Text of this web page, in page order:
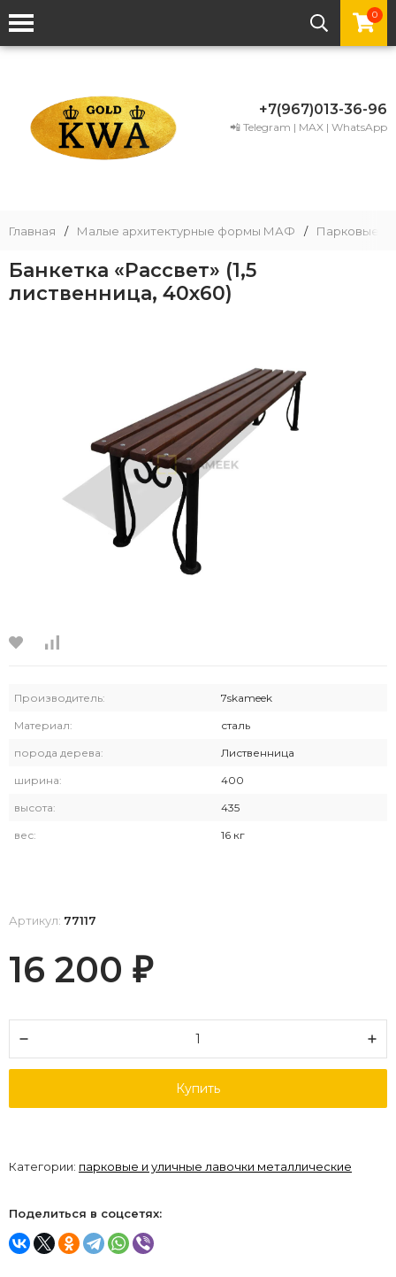
0
+7(967)013-36-96
📲 Telegram | MAX | WhatsApp
Главная / Малые архитектурные формы МАФ / Парковые и
Банкетка «Рассвет» (1,5
лиственница, 40х60)
Производитель: 7skameek
Материал: сталь
порода дерева: Лиственница
ширина: 400
высота: 435
вес: 16 кг
Артикул: 77117
16 200 ₽
Купить
Категории: парковые и уличные лавочки металлические
Поделиться в соцсетях: